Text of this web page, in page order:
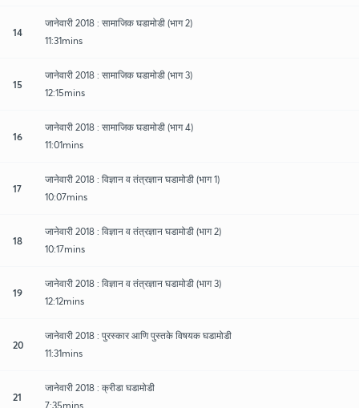
14
जानेवारी 2018 : सामाजिक घडामोडी (भाग 2)
11:31mins
15
जानेवारी 2018 : सामाजिक घडामोडी (भाग 3)
12:15mins
16
जानेवारी 2018 : सामाजिक घडामोडी (भाग 4)
11:01mins
17
जानेवारी 2018 : विज्ञान व तंत्रज्ञान घडामोडी (भाग 1)
10:07mins
18
जानेवारी 2018 : विज्ञान व तंत्रज्ञान घडामोडी (भाग 2)
10:17mins
19
जानेवारी 2018 : विज्ञान व तंत्रज्ञान घडामोडी (भाग 3)
12:12mins
20
जानेवारी 2018 : पुरस्कार आणि पुस्तके विषयक घडामोडी
11:31mins
21
जानेवारी 2018 : क्रीडा घडामोडी
7:35mins